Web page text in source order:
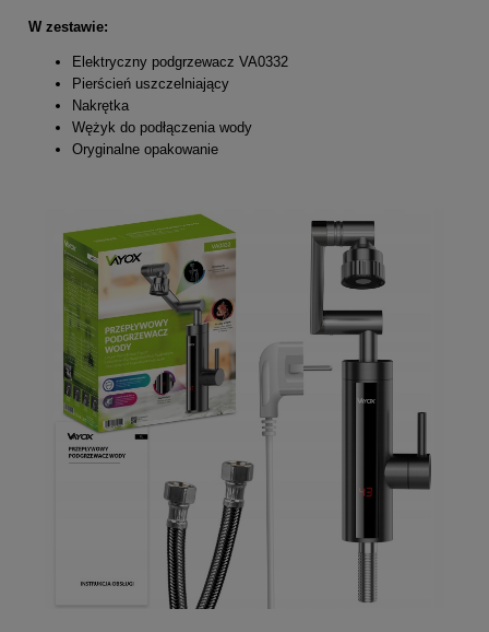
W zestawie:
Elektryczny podgrzewacz VA0332
Pierścień uszczelniający
Nakrętka
Wężyk do podłączenia wody
Oryginalne opakowanie